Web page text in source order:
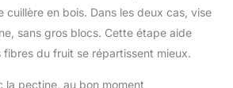
cuillère en bois. Dans les deux cas, vise
sans gros blocs. Cette étape aide
fibres du fruit se répartissent mieux.
la pectine, au bon moment